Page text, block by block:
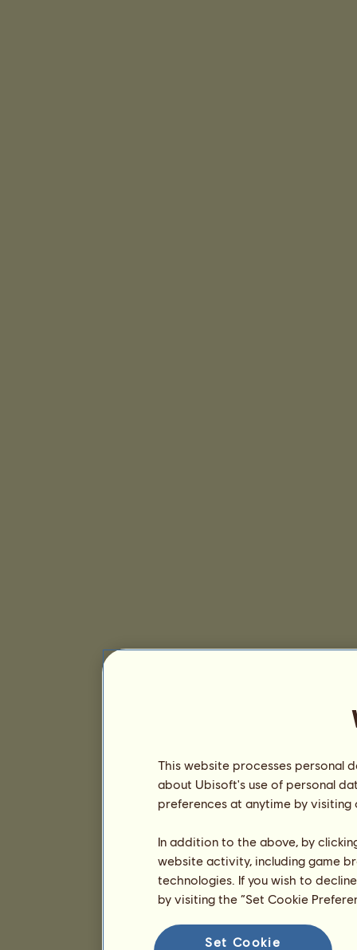
This website processes personal
about Ubisoft's use of personal
preferences at anytime by
In addition to the above, by
website activity, including game
technologies. If you wish to
by visiting the “Set Cookie
Set Cookie